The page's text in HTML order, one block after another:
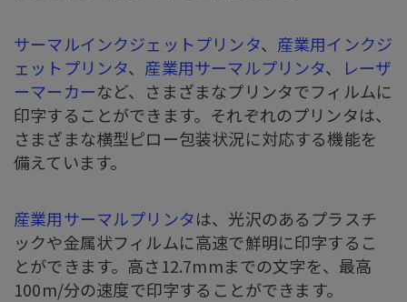
サーマルインクジェットプリンタ、 産業用インクジ
ェットプリンタ、 産業用サーマルプリンタ、
レーザ
ーマーカーなど、さまざまなプリンタでフィルムに
印字することができます。それぞれのプリンタは、
さまざまな横型ピロー包装状況に対応する機能を
備えています。
産業用サーマルプリンタは、光沢のあるプラスチ
ックや金属状フィルムに高速で鮮明に印字するこ
とができます。高さ12.7mmまでの文字を、最高
100m/分の速度で印字することができます。